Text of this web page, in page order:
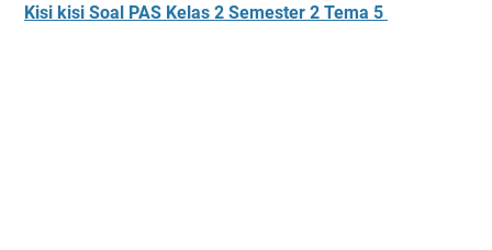
Kisi kisi Soal PAS Kelas 2 Semester 2 Tema 5